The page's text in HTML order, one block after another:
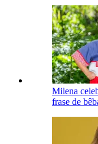
Milena
frase de